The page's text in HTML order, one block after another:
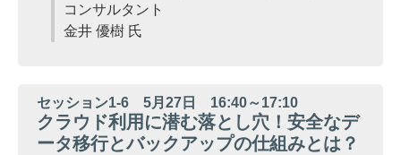
コンサルタント
金井 優樹 氏
セッション1-6 5月27日 16:40～17:10
クラウド利用に潜む落とし穴！安全なデ
ータ移行とバックアップの仕組みとは？